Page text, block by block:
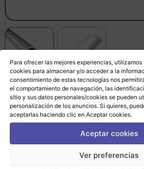
Para ofrecer las mejores experiencias,
cookies para almacenar y/o acceder a la
consentimiento de estas tecnologías nos
el comportamiento de navegación, las
sitio y sus datos personales/cookies se pueden
personalización de los anuncios. Si quieres,
aceptarlas haciendo clic en Aceptar cookies.
Aceptar cookies
Ver preferencias
CONTACTAR
Llena nuestro